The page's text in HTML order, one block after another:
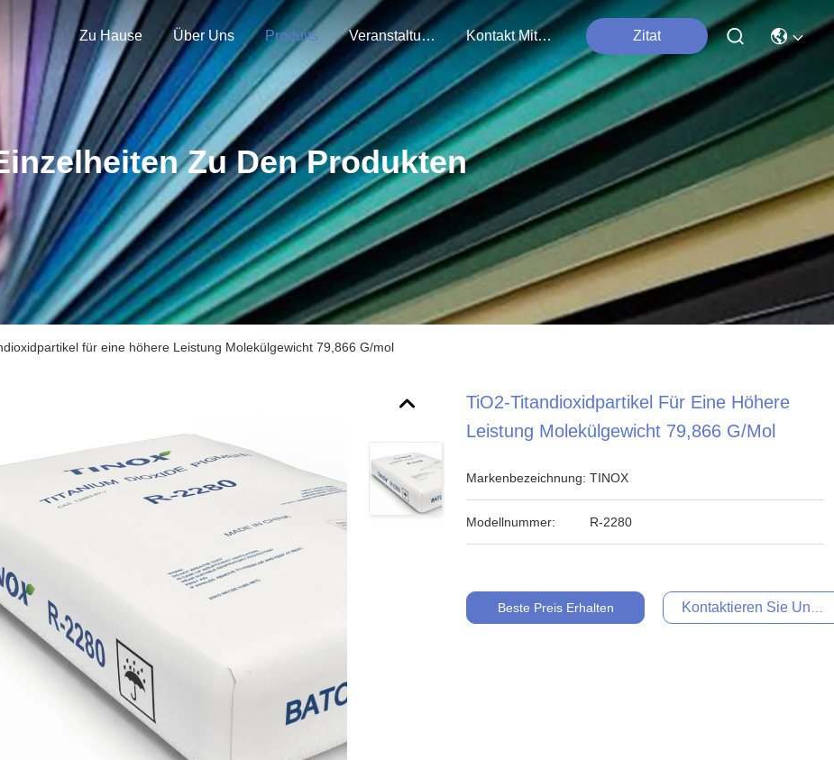
Zu Hause Über Uns Produits Veranstaltungen Kontakt Mit Uns Zitat
Zu Den Produkten
für eine höhere Leistung Molekülgewicht 79,866 G/mol
TiO2-Titandioxidpartikel Für Eine Höhere
Leistung Molekülgewicht 79,866 G/mol
Markenbezeichnung: TINOX
Modellnummer: R-2280
Beste Preis Erhalten Kontaktieren Sie Uns